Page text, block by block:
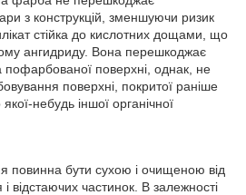
з конструкцій, зменшуючи ризик
стійка до кислотних дощами, що
ангидриду. Вона перешкоджає
пофарбованої поверхні, однак, не
поверхні, покритої раніше
небудь іншої органічної
повинна бути сухою і очищеною від
відстаючих частинок. В залежності